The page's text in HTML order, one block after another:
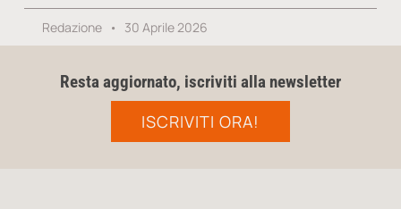
Redazione 30 Aprile 2026
Resta aggiornato, iscriviti alla newsletter
ISCRIVITI ORA!